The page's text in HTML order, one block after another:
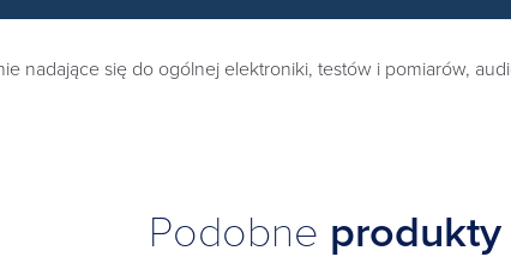
nadające się do ogólnej elektroniki, testów i pomiarów,
Podobne produkty